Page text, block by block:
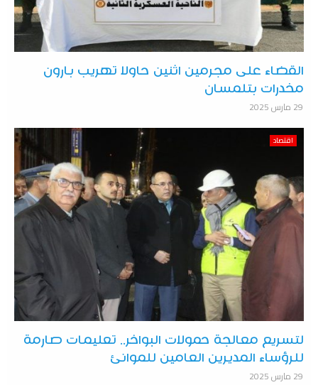
القضاء على مجرمين اثنين حاولا تهريب بارون
مخدرات بتلمسان
29 مارس 2025
اقتصاد
لتسريع معالجة حمولات البواخر.. تعليمات صارمة
للرؤساء المديرين العامين للموانئ
29 مارس 2025